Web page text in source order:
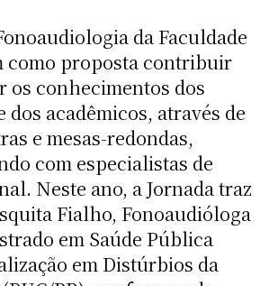
da Faculdade
como proposta contribuir
os conhecimentos dos
acadêmicos, através de
e mesas-redondas,
com especialistas de
Neste ano, a Jornada traz
Fialho, Fonoaudióloga
em Saúde Pública
em Distúrbios da